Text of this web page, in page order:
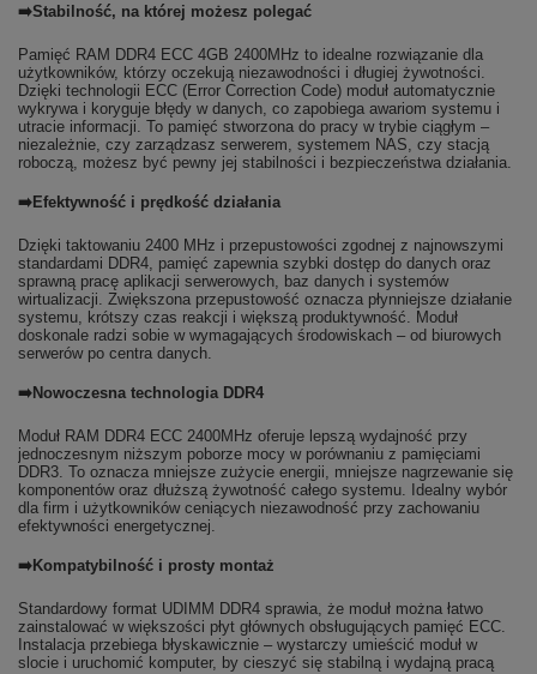
➡️Stabilność, na której możesz polegać
Pamięć RAM DDR4 ECC 4GB 2400MHz to idealne rozwiązanie dla
użytkowników, którzy oczekują niezawodności i długiej żywotności.
Dzięki technologii ECC (Error Correction Code) moduł automatycznie
wykrywa i koryguje błędy w danych, co zapobiega awariom systemu i
utracie informacji. To pamięć stworzona do pracy w trybie ciągłym –
niezależnie, czy zarządzasz serwerem, systemem NAS, czy stacją
roboczą, możesz być pewny jej stabilności i bezpieczeństwa działania.
➡️Efektywność i prędkość działania
Dzięki taktowaniu 2400 MHz i przepustowości zgodnej z najnowszymi
standardami DDR4, pamięć zapewnia szybki dostęp do danych oraz
sprawną pracę aplikacji serwerowych, baz danych i systemów
wirtualizacji. Zwiększona przepustowość oznacza płynniejsze działanie
systemu, krótszy czas reakcji i większą produktywność. Moduł
doskonale radzi sobie w wymagających środowiskach – od biurowych
serwerów po centra danych.
➡️Nowoczesna technologia DDR4
Moduł RAM DDR4 ECC 2400MHz oferuje lepszą wydajność przy
jednoczesnym niższym poborze mocy w porównaniu z pamięciami
DDR3. To oznacza mniejsze zużycie energii, mniejsze nagrzewanie się
komponentów oraz dłuższą żywotność całego systemu. Idealny wybór
dla firm i użytkowników ceniących niezawodność przy zachowaniu
efektywności energetycznej.
➡️Kompatybilność i prosty montaż
Standardowy format UDIMM DDR4 sprawia, że moduł można łatwo
zainstalować w większości płyt głównych obsługujących pamięć ECC.
Instalacja przebiega błyskawicznie – wystarczy umieścić moduł w
slocie i uruchomić komputer, by cieszyć się stabilną i wydajną pracą